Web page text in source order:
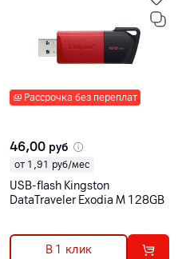
Рассрочка без переплат
46,00 руб
от 1,91 руб/мес
USB-flash Kingston
DataTraveler Exodia M 128GB
В 1 клик